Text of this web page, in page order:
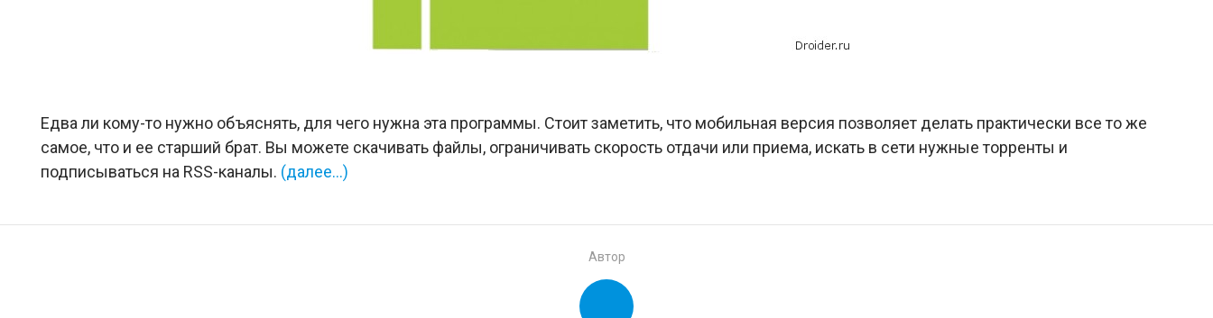
Едва ли кому-то нужно объяснять, для чего нужна эта программы. Стоит заметить, что мобильная версия позволяет делать практически все то же
самое, что и ее старший брат. Вы можете скачивать файлы, ограничивать скорость отдачи или приема, искать в сети нужные торренты и
подписываться на RSS-каналы. (далее…)
Автор